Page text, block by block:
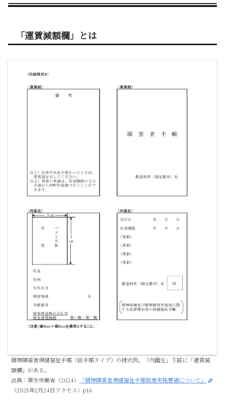
「運賃減額欄」とは
精神障害者保健福祉手帳（紙手帳タイプ）の様式例。「内面左」下部に「運賃減
額欄」がある。
出典：厚生労働省（2024）
「精神障害者保健福祉手帳制度実施要領について」
（2025年2月24日アクセス）p16